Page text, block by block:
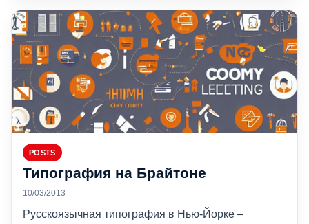
POSTS
Типография на Брайтоне
10/03/2013
Русскоязычная типография в Нью-Йорке –